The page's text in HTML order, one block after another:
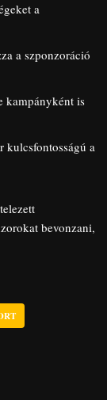
a
a szponzoráció
kampányként is
kulcsfontosságú a
bevonzani,